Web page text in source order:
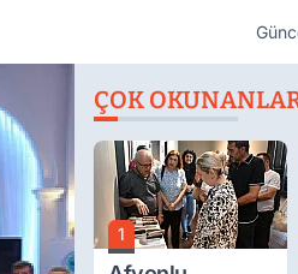
ÇOK
1